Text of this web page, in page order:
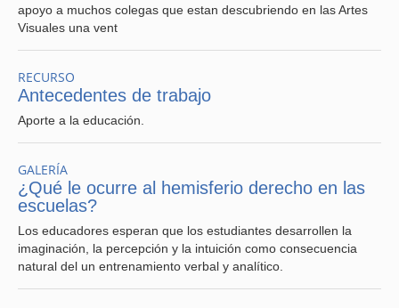
apoyo a muchos colegas que estan descubriendo en las Artes
Visuales una vent
RECURSO
Antecedentes de trabajo
Aporte a la educación.
GALERÍA
¿Qué le ocurre al hemisferio derecho en las
escuelas?
Los educadores esperan que los estudiantes desarrollen la
imaginación, la percepción y la intuición como consecuencia
natural del un entrenamiento verbal y analítico.